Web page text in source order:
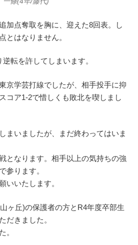
加点奪取を胸に、迎えた8回表。し
とはなりません。
転を許してしまいます。
京学芸打線でしたが、相手投手に抑
コア1-2で惜しくも敗北を喫しまし
まいましたが、まだ終わってはいま
となります。相手以上の気持ちの強
参ります。
いいたします。
ヶ丘)の保護者の方とR4年度卒部生
だきました。
。